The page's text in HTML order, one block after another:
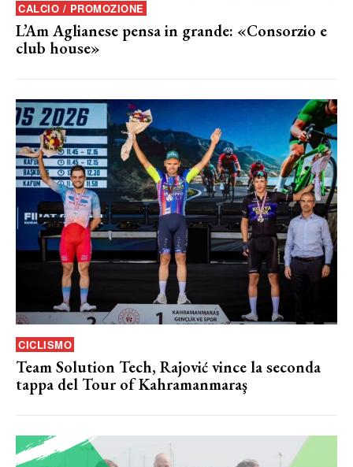
CALCIO / PROMOZIONE
L’Am Aglianese pensa in grande: «Consorzio e
club house»
CICLISMO
Team Solution Tech, Rajović vince la seconda
tappa del Tour of Kahramanmaraş